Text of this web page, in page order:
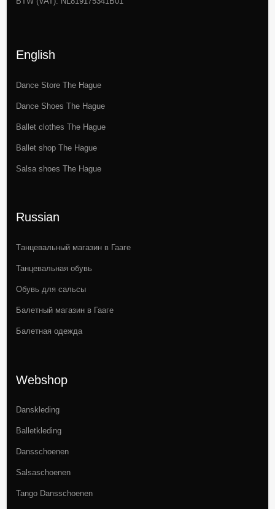
English
Dance Store The Hague
Dance Shoes The Hague
Ballet clothes The Hague
Ballet shop The Hague
Salsa shoes The Hague
Russian
Tанцевальный магазин в Гааге
Танцевальная обувь
Обувь для сальсы
Балетный магазин в Гааге
Балетная одежда
Webshop
Danskleding
Balletkleding
Dansschoenen
Salsaschoenen
Tango Dansschoenen